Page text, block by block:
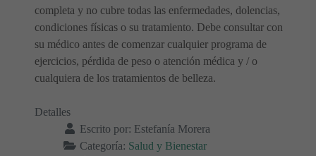
completa y no cubre todas las enfermedades, dolencias,
condiciones físicas o su tratamiento. Debe consultar con
su médico antes de comenzar cualquier programa de
ejercicios, pérdida de peso o atención médica y / o
cualquiera de los tratamientos de belleza.
Detalles
Escrito por: Estefanía Morera
Categoría: Salud y Bienestar